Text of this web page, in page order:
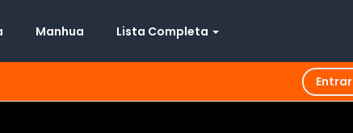
Manhua Lista Completa
Entrar